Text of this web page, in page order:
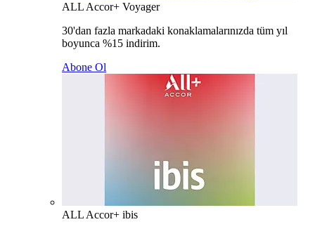
ALL Accor+ Voyager
30'dan fazla markadaki konaklamalarınızda tüm yıl
boyunca %15 indirim.
Abone Ol
ALL Accor+ ibis